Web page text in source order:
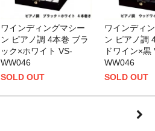
ワインディングマシー
ン ピアノ調 4本巻 ブラ
ック×ホワイト VS-
WW046
SOLD OUT
ワインディ
ン ピアノ調
ドワイン×黒
WW046
SOLD OUT